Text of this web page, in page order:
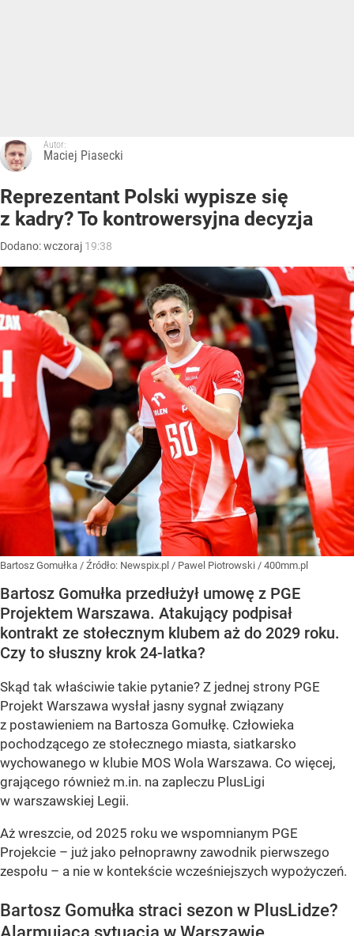
Autor:
Maciej Piasecki
Reprezentant Polski wypisze się
z kadry? To kontrowersyjna decyzja
Dodano:wczoraj 19:38
Bartosz Gomułka / Źródło: Newspix.pl / Pawel Piotrowski / 400mm.pl
Bartosz Gomułka przedłużył umowę z PGE
Projektem Warszawa. Atakujący podpisał
kontrakt ze stołecznym klubem aż do 2029 roku.
Czy to słuszny krok 24-latka?
Skąd tak właściwie takie pytanie? Z jednej strony PGE
Projekt Warszawa wysłał jasny sygnał związany
z postawieniem na Bartosza Gomułkę. Człowieka
pochodzącego ze stołecznego miasta, siatkarsko
wychowanego w klubie MOS Wola Warszawa. Co więcej,
grającego również m.in. na zapleczu PlusLigi
w warszawskiej Legii.
Aż wreszcie, od 2025 roku we wspomnianym PGE
Projekcie – już jako pełnoprawny zawodnik pierwszego
zespołu – a nie w kontekście wcześniejszych wypożyczeń.
Bartosz Gomułka straci sezon w PlusLidze?